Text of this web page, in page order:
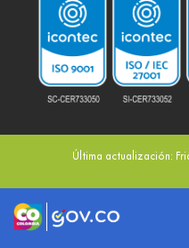
Última actualización:
Logo marca Colombia
Logo